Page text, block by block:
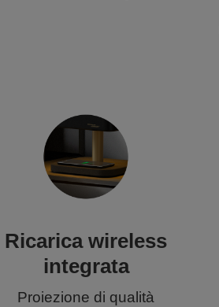
Ricarica wireless
integrata
Proiezione di qualità